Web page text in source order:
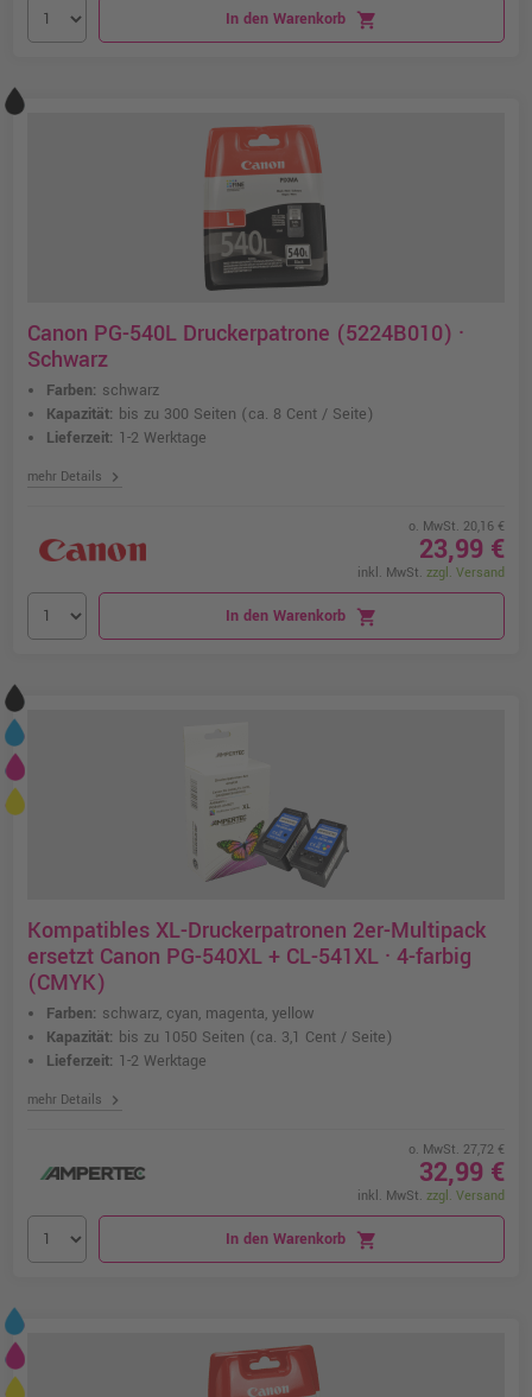
In den Warenkorb shopping_cart
Canon PG-540L Druckerpatrone (5224B010) ·
Schwarz
Farben: schwarz
Kapazität: bis zu 300 Seiten (ca. 8 Cent / Seite)
Lieferzeit: 1-2 Werktage
mehr Details chevron_right
o. MwSt. 20,16 €
23,99 €
inkl. MwSt. zzgl. Versand
In den Warenkorb shopping_cart
Kompatibles XL-Druckerpatronen 2er-Multipack
ersetzt Canon PG-540XL + CL-541XL · 4-farbig
(CMYK)
Farben: schwarz, cyan, magenta, yellow
Kapazität: bis zu 1050 Seiten (ca. 3,1 Cent / Seite)
Lieferzeit: 1-2 Werktage
mehr Details chevron_right
o. MwSt. 27,72 €
32,99 €
inkl. MwSt. zzgl. Versand
In den Warenkorb shopping_cart